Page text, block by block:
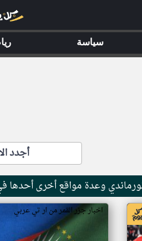
أجدد
وعدة مواقع أخرى أحدها
اخبار جزر القمر من ار تي عربي
سياسة